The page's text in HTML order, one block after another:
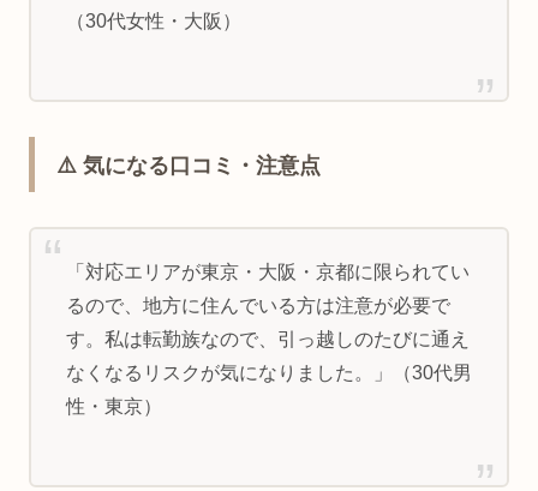
（30代女性・大阪）
⚠️ 気になる口コミ・注意点
「対応エリアが東京・大阪・京都に限られてい
るので、地方に住んでいる方は注意が必要で
す。私は転勤族なので、引っ越しのたびに通え
なくなるリスクが気になりました。」（30代男
性・東京）